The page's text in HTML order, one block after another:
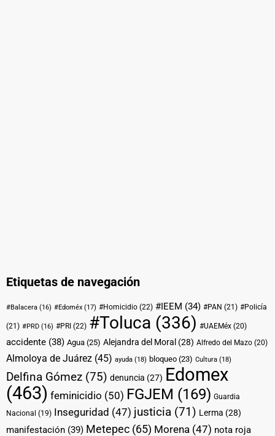
Etiquetas de navegación
#Balacera (16) #Edoméx (17) #Homicidio (22) #IEEM (34) #PAN (21) #Policía
(21) #PRD (16) #PRI (22) #Toluca (336) #UAEMéx (20)
accidente (38) Agua (25) Alejandra del Moral (28) Alfredo del Mazo (20)
Almoloya de Juárez (45) ayuda (18) bloqueo (23) Cultura (18)
Delfina Gómez (75) denuncia (27) Edomex
(463) feminicidio (50) FGJEM (169) Guardia
Nacional (19) Inseguridad (47) justicia (71) Lerma (28)
manifestación (39) Metepec (65) Morena (47) nota roja